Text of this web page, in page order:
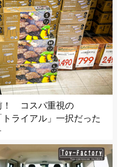
！ コスパ重視の
トライアル」一択だった